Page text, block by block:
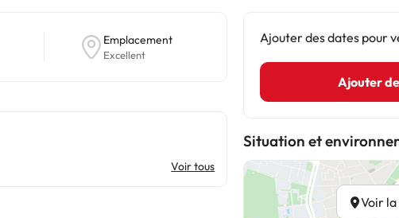
Emplacement
Excellent
Voir tous
Ajouter des dates pour
Ajouter
Situation et
Voir